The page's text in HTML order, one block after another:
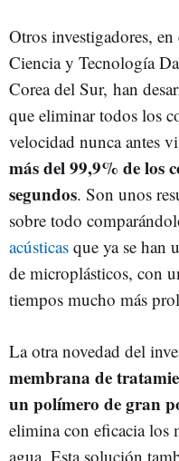
Otros investigadores, en
Ciencia y Tecnología
Corea del Sur, han
que eliminar todos los
velocidad nunca antes
más del 99,9% de los
segundos. Son unos
sobre todo
acústicas que ya se han
de microplásticos, con
tiempos mucho más
La otra novedad del
membrana de
un polímero de gran
elimina con eficacia los
agua. Esta solución